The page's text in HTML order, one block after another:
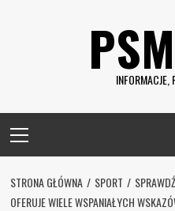
INFORMACJE,
Menu
STRONA GŁÓWNA SPORT
OFERUJE WIELE WSPANIAŁYCH